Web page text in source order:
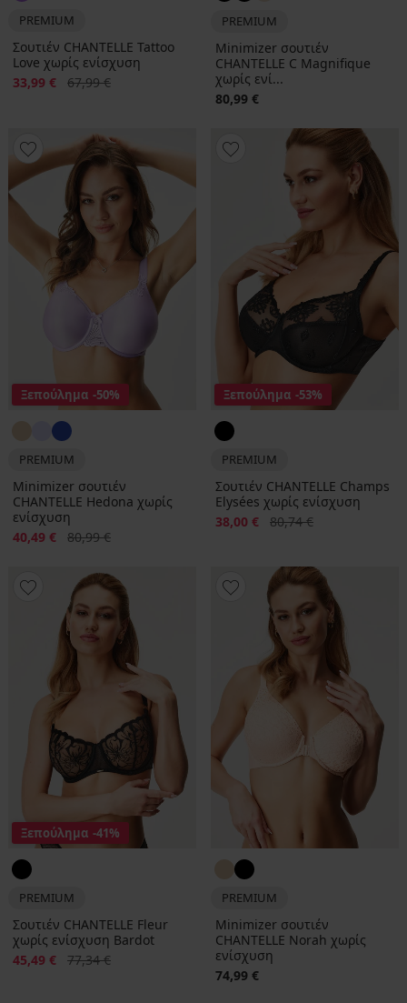
PREMIUM
Σουτιέν CHANTELLE Tattoo
Love χωρίς ενίσχυση
Έκπτωση
33,99 € Αρχική τιμή
67,99 €
PREMIUM
Minimizer σουτιέν
CHANTELLE C Magnifique
χωρίς ενί...
80,99 €
Ξεπούλημα -50%
PREMIUM
Minimizer σουτιέν
CHANTELLE Hedona χωρίς
ενίσχυση
Έκπτωση
40,49 € Αρχική τιμή
80,99 €
Ξεπούλημα -53%
PREMIUM
Σουτιέν CHANTELLE Champs
Elysées χωρίς ενίσχυση
Έκπτωση
38,00 € Αρχική τιμή
80,74 €
Ξεπούλημα -41%
PREMIUM
Σουτιέν CHANTELLE Fleur
χωρίς ενίσχυση Bardot
Έκπτωση
45,49 € Αρχική τιμή
77,34 €
PREMIUM
Minimizer σουτιέν
CHANTELLE Norah χωρίς
ενίσχυση
74,99 €